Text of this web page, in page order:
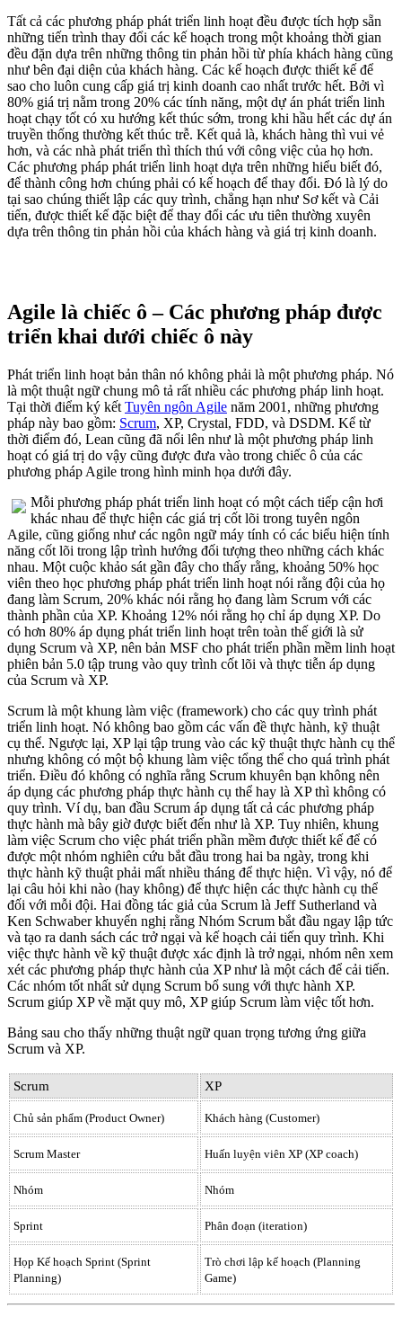
Tất cả các phương pháp phát triển linh hoạt đều được tích hợp sẵn
những tiến trình thay đổi các kế hoạch trong một khoảng thời gian
đều đặn dựa trên những thông tin phản hồi từ phía khách hàng cũng
như bên đại diện của khách hàng. Các kế hoạch được thiết kế để
sao cho luôn cung cấp giá trị kinh doanh cao nhất trước hết. Bởi vì
80% giá trị nằm trong 20% các tính năng, một dự án phát triển linh
hoạt chạy tốt có xu hướng kết thúc sớm, trong khi hầu hết các dự án
truyền thống thường kết thúc trễ. Kết quả là, khách hàng thì vui vẻ
hơn, và các nhà phát triển thì thích thú với công việc của họ hơn.
Các phương pháp phát triển linh hoạt dựa trên những hiểu biết đó,
để thành công hơn chúng phải có kế hoạch để thay đổi. Đó là lý do
tại sao chúng thiết lập các quy trình, chẳng hạn như Sơ kết và Cải
tiến, được thiết kế đặc biệt để thay đổi các ưu tiên thường xuyên
dựa trên thông tin phản hồi của khách hàng và giá trị kinh doanh.
Agile là chiếc ô – Các phương pháp được
triển khai dưới chiếc ô này
Phát triển linh hoạt bản thân nó không phải là một phương pháp. Nó
là một thuật ngữ chung mô tả rất nhiều các phương pháp linh hoạt.
Tại thời điểm ký kết Tuyên ngôn Agile năm 2001, những phương
pháp này bao gồm: Scrum, XP, Crystal, FDD, và DSDM. Kể từ
thời điểm đó, Lean cũng đã nổi lên như là một phương pháp linh
hoạt có giá trị do vậy cũng được đưa vào trong chiếc ô của các
phương pháp Agile trong hình minh họa dưới đây.
Mỗi phương pháp phát triển linh hoạt có một cách tiếp cận hơi
khác nhau để thực hiện các giá trị cốt lõi trong tuyên ngôn
Agile, cũng giống như các ngôn ngữ máy tính có các biểu hiện tính
năng cốt lõi trong lập trình hướng đối tượng theo những cách khác
nhau. Một cuộc khảo sát gần đây cho thấy rằng, khoảng 50% học
viên theo học phương pháp phát triển linh hoạt nói rằng đội của họ
đang làm Scrum, 20% khác nói rằng họ đang làm Scrum với các
thành phần của XP. Khoảng 12% nói rằng họ chỉ áp dụng XP. Do
có hơn 80% áp dụng phát triển linh hoạt trên toàn thế giới là sử
dụng Scrum và XP, nên bản MSF cho phát triển phần mềm linh hoạt
phiên bản 5.0 tập trung vào quy trình cốt lõi và thực tiễn áp dụng
của Scrum và XP.
Scrum là một khung làm việc (framework) cho các quy trình phát
triển linh hoạt. Nó không bao gồm các vấn đề thực hành, kỹ thuật
cụ thể. Ngược lại, XP lại tập trung vào các kỹ thuật thực hành cụ thể
nhưng không có một bộ khung làm việc tổng thể cho quá trình phát
triển. Điều đó không có nghĩa rằng Scrum khuyên bạn không nên
áp dụng các phương pháp thực hành cụ thể hay là XP thì không có
quy trình. Ví dụ, ban đầu Scrum áp dụng tất cả các phương pháp
thực hành mà bây giờ được biết đến như là XP. Tuy nhiên, khung
làm việc Scrum cho việc phát triển phần mềm được thiết kế để có
được một nhóm nghiên cứu bắt đầu trong hai ba ngày, trong khi
thực hành kỹ thuật phải mất nhiều tháng để thực hiện. Vì vậy, nó để
lại câu hỏi khi nào (hay không) để thực hiện các thực hành cụ thể
đối với mỗi đội. Hai đồng tác giả của Scrum là Jeff Sutherland và
Ken Schwaber khuyến nghị rằng Nhóm Scrum bắt đầu ngay lập tức
và tạo ra danh sách các trở ngại và kế hoạch cải tiến quy trình. Khi
việc thực hành về kỹ thuật được xác định là trở ngại, nhóm nên xem
xét các phương pháp thực hành của XP như là một cách để cải tiến.
Các nhóm tốt nhất sử dụng Scrum bổ sung với thực hành XP.
Scrum giúp XP về mặt quy mô, XP giúp Scrum làm việc tốt hơn.
Bảng sau cho thấy những thuật ngữ quan trọng tương ứng giữa
Scrum và XP.
Scrum XP
Chủ sản phẩm (Product Owner) Khách hàng (Customer)
Scrum Master Huấn luyện viên XP (XP coach)
Nhóm Nhóm
Sprint Phân đoạn (iteration)
Họp Kế hoạch Sprint (Sprint
Planning)
Trò chơi lập kế hoạch (Planning
Game)